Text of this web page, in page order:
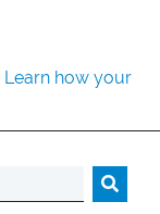
Learn how your